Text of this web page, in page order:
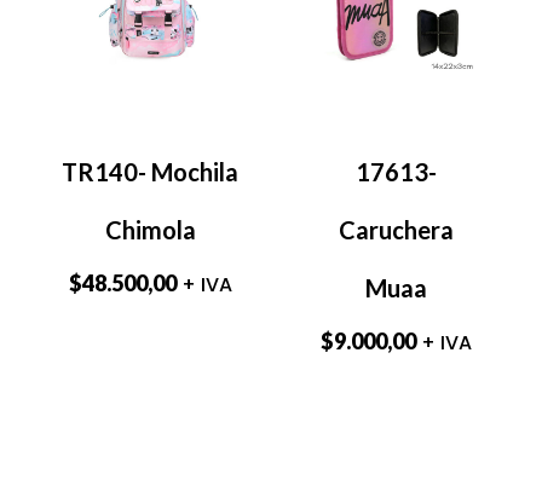
TR140- Mochila
Chimola
$48.500,00 + IVA
17613-
Caruchera
Muaa
$9.000,00 + IVA